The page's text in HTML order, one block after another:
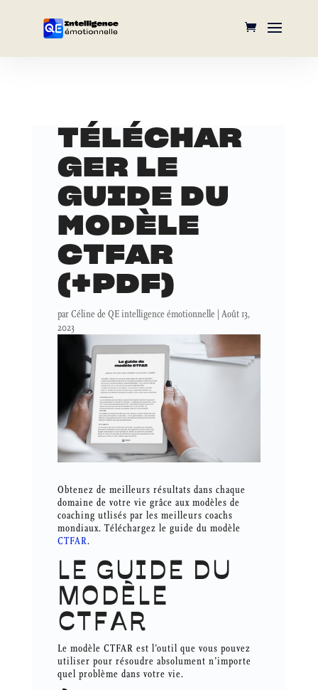
TÉLÉCHAR
GER LE
GUIDE DU
MODÈLE
CTFAR
(+PDF)
parCéline de QE intelligence émotionnelle Août 13,
2023
Obtenez de meilleurs résultats dans chaque
domaine de votre vie grâce aux modèles de
coaching utlisés par les meilleurs coachs
mondiaux. Téléchargez le guide du modèle
CTFAR.
LE GUIDE DU
MODÈLE
CTFAR
Le modèle CTFAR est l’outil que vous pouvez
utiliser pour résoudre absolument n’importe
quel problème dans votre vie.